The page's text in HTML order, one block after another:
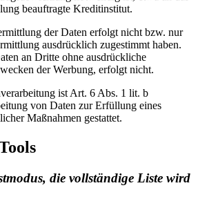
beauftragte Kreditinstitut.
der Daten erfolgt nicht bzw. nur
ausdrücklich zugestimmt haben.
an Dritte ohne ausdrückliche
der Werbung, erfolgt nicht.
ist Art. 6 Abs. 1 lit. b
von Daten zur Erfüllung eines
Maßnahmen gestattet.
die vollständige Liste wird